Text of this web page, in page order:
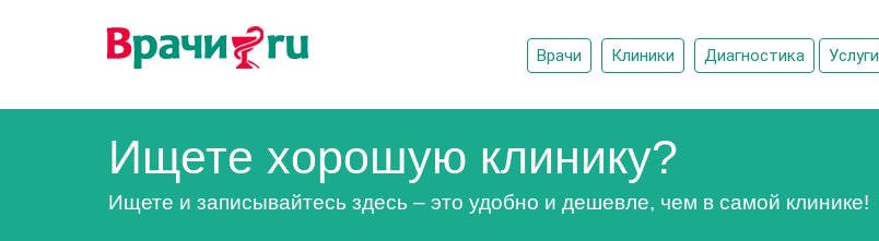
Врачи Клиники Диагностика Услуги
Ищете хорошую клинику?
Ищете и записывайтесь здесь – это удобно и дешевле, чем в самой клинике!